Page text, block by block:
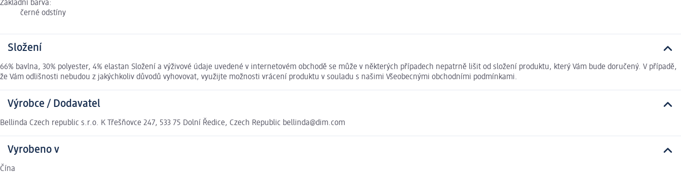
Základní barva:
černé odstíny
Složení
66% bavlna, 30% polyester, 4% elastan Složení a výživové údaje uvedené v internetovém obchodě se může v některých případech nepatrně lišit od složení produktu, který Vám bude doručený. V případě,
že Vám odlišnosti nebudou z jakýchkoliv důvodů vyhovovat, využijte možnosti vrácení produktu v souladu s našimi Všeobecnými obchodními podmínkami.
Výrobce / Dodavatel
Bellinda Czech republic s.r.o. K Třešňovce 247, 533 75 Dolní Ředice, Czech Republic bellinda@dim.com
Vyrobeno v
Čína